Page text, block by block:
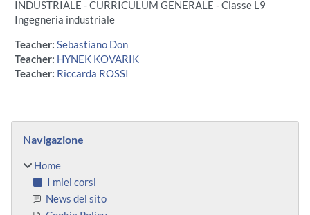
INDUSTRIALE - CURRICULUM GENERALE - Classe L9
Ingegneria industriale
Teacher: Sebastiano Don
Teacher: HYNEK KOVARIK
Teacher: Riccarda ROSSI
Blocchi
Navigazione
Home
I miei corsi
News del sito